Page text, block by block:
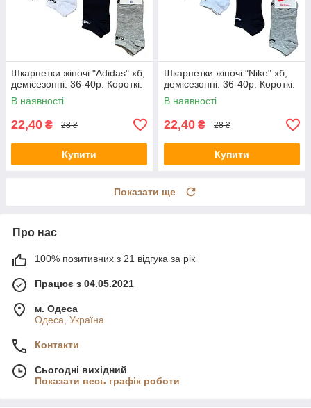
Шкарпетки жіночі "Adidas" хб,
демісезонні. 36-40р. Короткі.
В наявності
22,40 ₴ 28 ₴
Купити
Шкарпетки жіночі "Nike" хб,
демісезонні. 36-40р. Короткі.
В наявності
22,40 ₴ 28 ₴
Купити
Показати ще
Про нас
100% позитивних з 21 відгука за рік
Працює з 04.05.2021
м. Одеса
Одеса, Україна
Контакти
Сьогодні вихідний
Показати весь графік роботи